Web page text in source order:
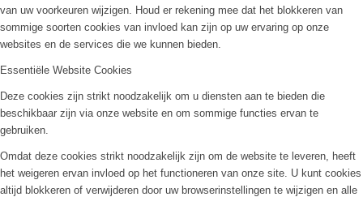
van uw voorkeuren wijzigen. Houd er rekening mee dat het blokkeren van
sommige soorten cookies van invloed kan zijn op uw ervaring op onze
websites en de services die we kunnen bieden.
Essentiële Website Cookies
Deze cookies zijn strikt noodzakelijk om u diensten aan te bieden die
beschikbaar zijn via onze website en om sommige functies ervan te
gebruiken.
Omdat deze cookies strikt noodzakelijk zijn om de website te leveren, heeft
het weigeren ervan invloed op het functioneren van onze site. U kunt cookies
altijd blokkeren of verwijderen door uw browserinstellingen te wijzigen en alle